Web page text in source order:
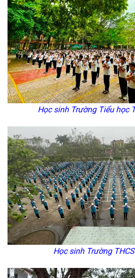
Học sinh Trường Tiểu học
Học sinh Trường